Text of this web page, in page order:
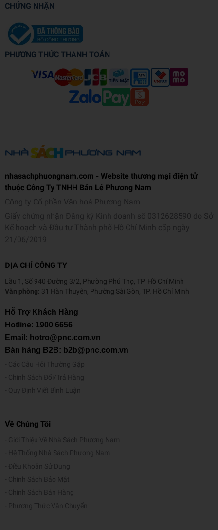
Mỗi bài đều có dàn ý mẫu chi tiết, giúp học sinh hình
đi kèm dàn ý chi tiết, định hướng cách triển khai cụ thể
giúp học sinh biết cách tiếp cận đề và tổ chức bài viết
hợp lý, từ đó hình thành tư duy viết bài có hệ thống và
Tăng cường kỹ năng lập luận, diễn đạt, phản biện –
yếu tố then chốt để đạt điểm cao môn Văn.
Phù hợp cho cả tự học tại nhà hoặc sử dụng như tài
viên có thể dùng sách làm tài liệu tham khảo giảng
dạy.
Với những ƯU ĐIỂM trên, cuốn sáchLuyện thi vào 10 Ngữ
Văn – Chinh phục bài Nghị luận xã hội theo chủ đề thường
gặpchắc chắn sẽ là người bạn đồng hành, giúp các bạn học
sinh lớp 9 chinh phục thành công kỳ thi vào lớp 10 sắp tới.
Thông tin chi tiết
Tác giả: Nhiều Tác Giả
Loại bìa: Bìa mềm
Kích thước: 19 x 26.5 cm
Số trang: 156
Năm xuất bản: 2025
Nhà xuất bản: NXB ĐH Quốc Gia Hà Nội
CHỨNG NHẬN
PHƯƠNG THỨC THANH TOÁN
nhasachphuongnam.com - Website thương mại điện tử
thuộc Công Ty TNHH Bán Lẻ Phương Nam
Công ty Cổ phần Văn hoá Phương Nam
Giấy chứng nhận Đăng ký Kinh doanh số 0312628590 do Sở
Kế hoạch và Đầu tư Thành phố Hồ Chí Minh cấp ngày
21/06/2019
ĐỊA CHỈ CÔNG TY
Lầu 1, Số 940 Đường 3/2, Phường Phú Thọ, TP. Hồ Chí Minh
Văn phòng: 31 Hàn Thuyên, Phường Sài Gòn, TP. Hồ Chí Minh
Hỗ Trợ Khách Hàng
Hotline: 1900 6656
Email: hotro@pnc.com.vn
Bán hàng B2B: b2b@pnc.com.vn
Các Câu Hỏi Thường Gặp
Chính Sách Đổi/Trả Hàng
Quy Định Viết Bình Luận
Về Chúng Tôi
Giới Thiệu Về Nhà Sách Phương Nam
Hệ Thống Nhà Sách Phương Nam
Điều Khoản Sử Dụng
Chính Sách Bảo Mật
Chính Sách Bán Hàng
Phương Thức Vận Chuyển